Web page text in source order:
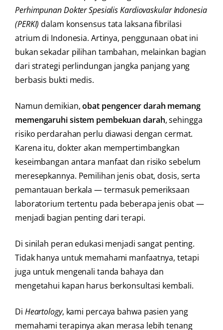
Perhimpunan Dokter Spesialis Kardiovaskular Indonesia
(PERKI) dalam konsensus tata laksana fibrilasi
atrium di Indonesia. Artinya, penggunaan obat ini
bukan sekadar pilihan tambahan, melainkan bagian
dari strategi perlindungan jangka panjang yang
berbasis bukti medis.
Namun demikian,obat pengencer darah memang
memengaruhi sistem pembekuan darah, sehingga
risiko perdarahan perlu diawasi dengan cermat.
Karena itu, dokter akan mempertimbangkan
keseimbangan antara manfaat dan risiko sebelum
meresepkannya. Pemilihan jenis obat, dosis, serta
pemantauan berkala — termasuk pemeriksaan
laboratorium tertentu pada beberapa jenis obat —
menjadi bagian penting dari terapi.
Di sinilah peran edukasi menjadi sangat penting.
Tidak hanya untuk memahami manfaatnya, tetapi
juga untuk mengenali tanda bahaya dan
mengetahui kapan harus berkonsultasi kembali.
Di Heartology, kami percaya bahwa pasien yang
memahami terapinya akan merasa lebih tenang